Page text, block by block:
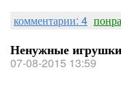
комментарии: 4
Ненужные игрушки
07-08-2015 13:59